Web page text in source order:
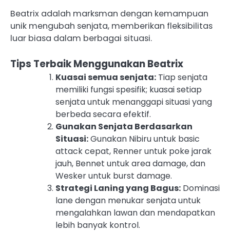
Beatrix adalah marksman dengan kemampuan
unik mengubah senjata, memberikan fleksibilitas
luar biasa dalam berbagai situasi.
Tips Terbaik Menggunakan Beatrix
Kuasai semua senjata: Tiap senjata
memiliki fungsi spesifik; kuasai setiap
senjata untuk menanggapi situasi yang
berbeda secara efektif.
Gunakan Senjata Berdasarkan
Situasi:Gunakan Nibiru untuk basic
attack cepat, Renner untuk poke jarak
jauh, Bennet untuk area damage, dan
Wesker untuk burst damage.
Strategi Laning yang Bagus: Dominasi
lane dengan menukar senjata untuk
mengalahkan lawan dan mendapatkan
lebih banyak kontrol.